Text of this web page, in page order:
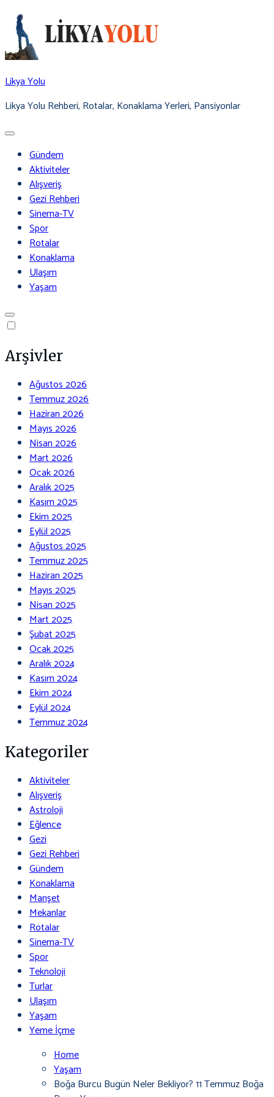
Skip
content
Likya Yolu
Likya Yolu Rehberi, Rotalar, Konaklama Yerleri, Pansiyonlar
Gündem
Aktiviteler
Alışveriş
Gezi Rehberi
Sinema-TV
Spor
Rotalar
Konaklama
Ulaşım
Yaşam
Arşivler
Ağustos 2026
Temmuz 2026
Haziran 2026
Mayıs 2026
Nisan 2026
Mart 2026
Ocak 2026
Aralık 2025
Kasım 2025
Ekim 2025
Eylül 2025
Ağustos 2025
Temmuz 2025
Haziran 2025
Mayıs 2025
Nisan 2025
Mart 2025
Şubat 2025
Ocak 2025
Aralık 2024
Kasım 2024
Ekim 2024
Eylül 2024
Temmuz 2024
Kategoriler
Aktiviteler
Alışveriş
Astroloji
Eğlence
Gezi
Gezi Rehberi
Gündem
Konaklama
Manşet
Mekanlar
Rotalar
Sinema-TV
Spor
Teknoloji
Turlar
Ulaşım
Yaşam
Yeme İçme
Home
Yaşam
Boğa Burcu Bugün Neler Bekliyor? 11 Temmuz Boğa